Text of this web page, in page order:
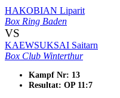
HAKOBIAN Liparit
Box Ring Baden
VS
KAEWSUKSAI Saitarn
Box Club Winterthur
Kampf Nr: 13
Resultat: OP 11:7